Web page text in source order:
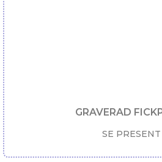
GRAVERAD
SE